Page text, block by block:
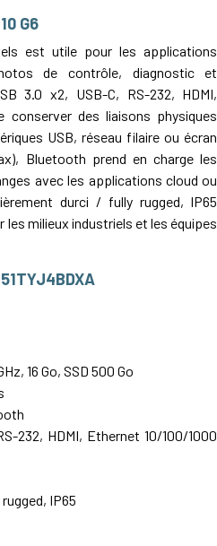
G6
est utile pour les applications
de contrôle, diagnostic et
3.0 x2, USB-C, RS-232, HDMI,
conserver des liaisons physiques
USB, réseau filaire ou écran
Bluetooth prend en charge les
avec les applications cloud ou
durci / fully rugged, IP65
les milieux industriels et les équipes
16 Go, SSD 500 Go
232, HDMI, Ethernet 10/100/1000
IP65